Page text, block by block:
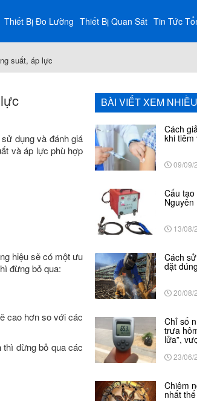
Thiết Bị Đo Lường Thiết Bị Quan Sát Tin Tức
suất, áp lực
dụng và đánh giá
và áp lực phù hợp
hiệu sẽ có một ưu
đừng bỏ qua:
cao hơn so với các
đừng bỏ qua các
BÀI VIẾT XEM NHIỀU
Cách
khi tiêm
09/09/
Cấu
Nguyên
13/08/
Cách
đặt
20/08/
Chỉ số
trưa
lửa”,
23/06/
Chiêm
nhất